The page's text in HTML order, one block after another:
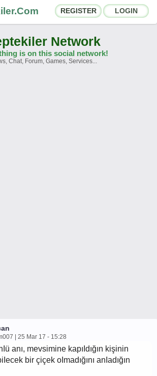
REGISTER LOGIN
Network
is on this social network!
Chat, Forum, Games, Services...
| 25 Mar 17 - 15:28
anı, mevsimine kapıIdığın kişinin
bir çiçek oImadığını anIadığın